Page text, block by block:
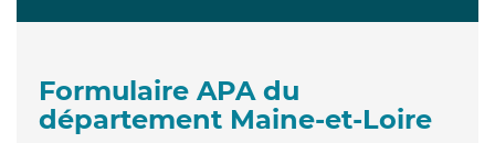
Formulaire APA du
département Maine-et-Loire